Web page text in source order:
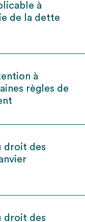
à
de la dette
à
règles de
droit des
droit des